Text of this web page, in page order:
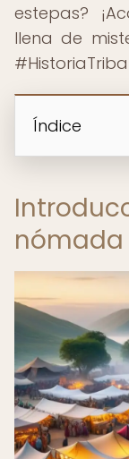
estepas?
llena de
Índice
nómada